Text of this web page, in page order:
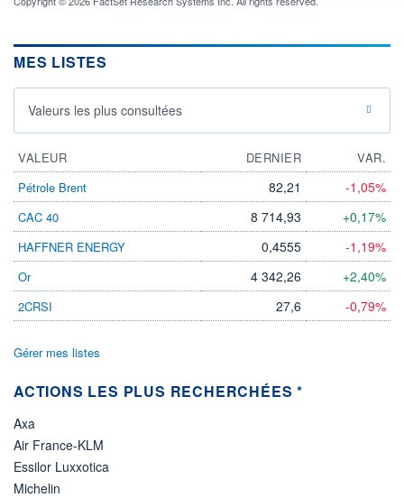
VOLUME
0
VALORISATION
LIMITE À LA
RENDEMENT
ESTIMÉ 2026
-
PER ESTIMÉ
-
DERNIER
07.08.26 / 22:00:00
Non éligible
MES LISTES
Valeurs les plus consultées
VALEUR DERNIER
VAR.
Pétrole Brent
82,21 -1,05%
CAC 40 8 714,93 +0,17%
HAFFNER ENERGY 0,4555 -1,19%
Or 4 342,26 +2,40%
2CRSI 27,6 -0,79%
Gérer mes listes
ACTIONS LES PLUS RECHERCHÉES *
Axa
Air France-KLM
Essilor Luxxotica
Michelin